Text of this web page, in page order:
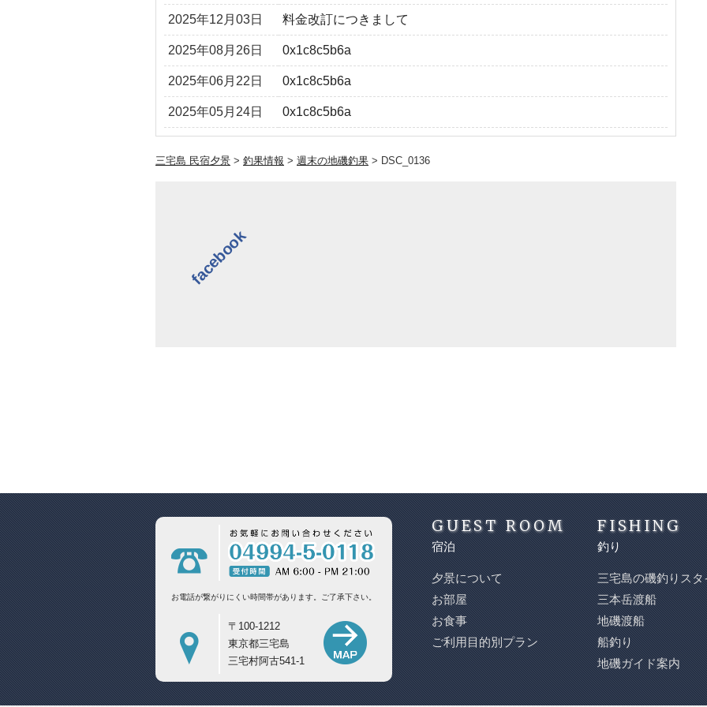
2025年12月03日 料金改訂につきまして
2025年08月26日 0x1c8c5b6a
2025年06月22日 0x1c8c5b6a
2025年05月24日 0x1c8c5b6a
三宅島 民宿夕景 > 釣果情報 > 週末の地磯釣果 > DSC_0136
facebook
お電話が繋がりにくい時間帯があります。 ご了承下さい。
〒100-1212
東京都三宅島
三宅村阿古541-1
GUEST ROOM
宿泊
夕景について
お部屋
お食事
ご利用目的別プラン
FISHING
釣り
三宅島の磯釣りスタ
三本岳渡船
地磯渡船
船釣り
地磯ガイド案内